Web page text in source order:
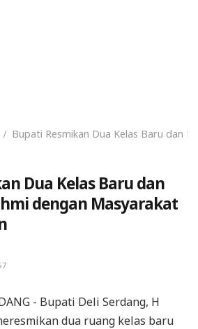
Bupati Resmikan Dua Kelas Baru dan
Dua Kelas Baru dan
dengan Masyarakat
- Bupati Deli Serdang, H
dua ruang kelas baru